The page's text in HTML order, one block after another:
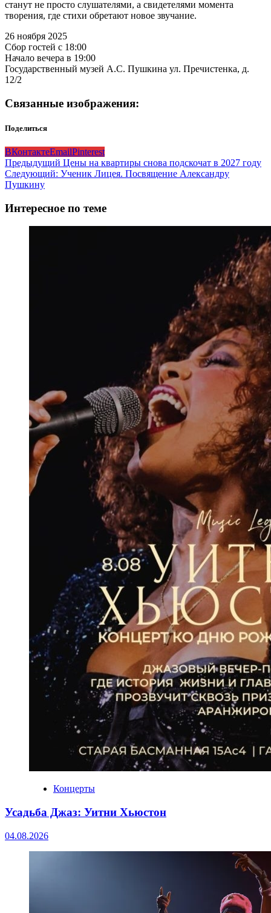
станут не просто слушателями, а свидетелями момента
творения, где стихи обретают новое звучание.
26 ноября 2025
Сбор гостей с 18:00
Начало вечера в 19:00
Государственный музей А.С. Пушкина ул. Пречистенка, д.
12/2
Связанные изображения:
Поделиться
ВКонтактеEmailPinterest
Навигация
записи
Предыдущий Цены на квартиры снова подскочат в 2027 году
Следующий: Ученик Лицея. Посвящение Александру
Пушкину
Интересное по теме
Концерты
Усадьба Джаз: Уитни Хьюстон
04.08.2026